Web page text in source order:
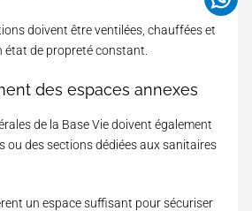
doivent être ventilées, chauffées et
état de propreté constant.
des espaces annexes
de la Base Vie doivent également
ou des sections dédiées aux sanitaires
un espace suffisant pour sécuriser